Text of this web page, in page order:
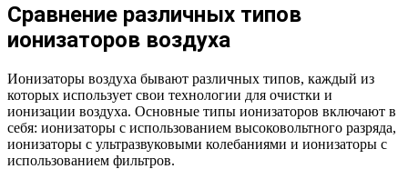
Сравнение различных типов
ионизаторов воздуха
Ионизаторы воздуха бывают различных типов, каждый из
которых использует свои технологии для очистки и
ионизации воздуха. Основные типы ионизаторов включают в
себя: ионизаторы с использованием высоковольтного разряда,
ионизаторы с ультразвуковыми колебаниями и ионизаторы с
использованием фильтров.